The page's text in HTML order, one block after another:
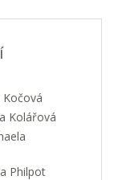
Kočová
Kolářová
Philpot